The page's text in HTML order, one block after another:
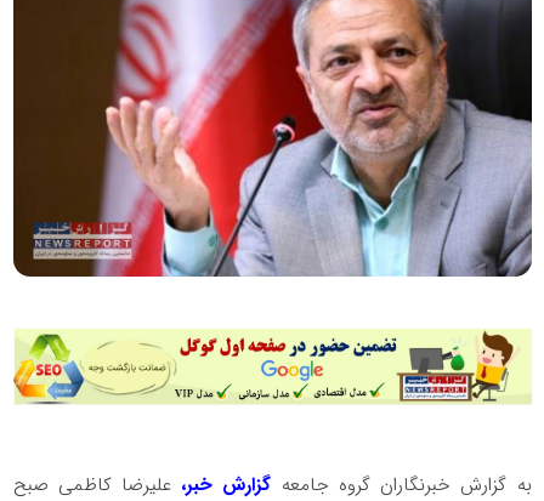
به گزارش خبرنگاران گروه جامعه گزارش خبر، علیرضا کاظمی صبح